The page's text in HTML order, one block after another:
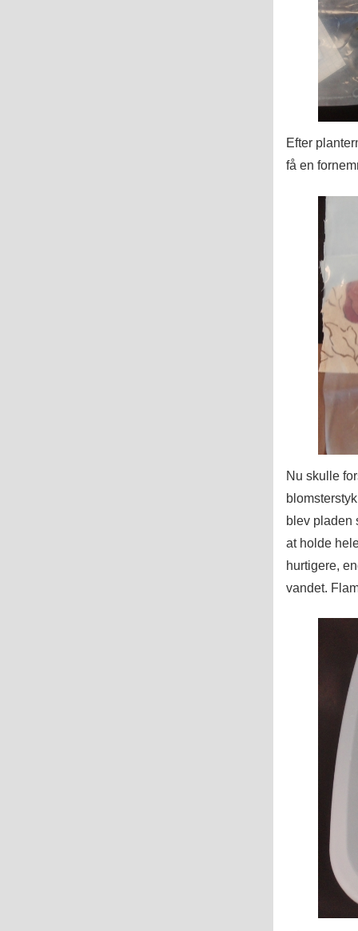
Efter
få en
Nu skulle
blev pladen
at holde
hurtigere,
vandet.